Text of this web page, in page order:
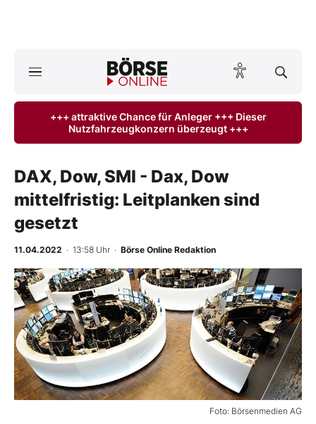
ktuelle Ausgabe BÖRSE ONLINE lesen
Finanz-Check
BO-Musterdepots
Experten
Mein B:O
Mein Konto
+++ attraktive Chance für Anleger +++ Dieser
Nutzfahrzeugkonzern überzeugt +++
DAX, Dow, SMI - Dax, Dow
mittelfristig: Leitplanken sind
gesetzt
11.04.2022 · 13:58 Uhr · Börse Online Redaktion
Foto: Börsenmedien AG